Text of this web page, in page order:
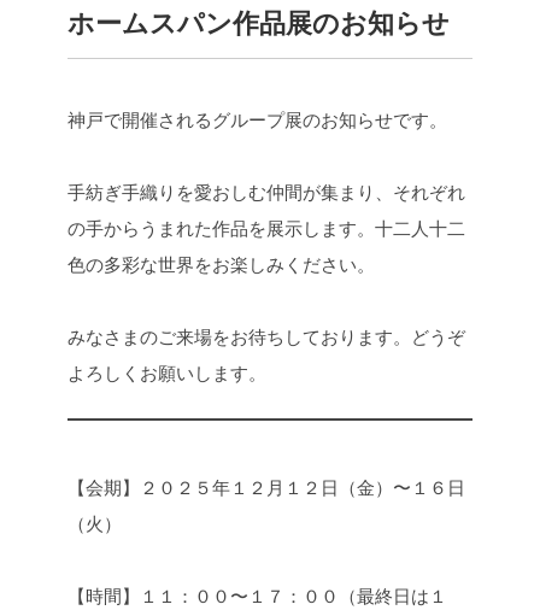
ホームスパン作品展のお知らせ
神戸で開催されるグループ展のお知らせです。
手紡ぎ手織りを愛おしむ仲間が集まり、それぞれ
の手からうまれた作品を展示します。十二人十二
色の多彩な世界をお楽しみください。
みなさまのご来場をお待ちしております。どうぞ
よろしくお願いします。
【会期】
２０２５年１２月１２日（金）〜１６日
（火）
【時間】
１１：００〜１７：００（最終日は１